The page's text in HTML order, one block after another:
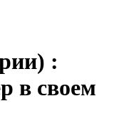
:
в своем